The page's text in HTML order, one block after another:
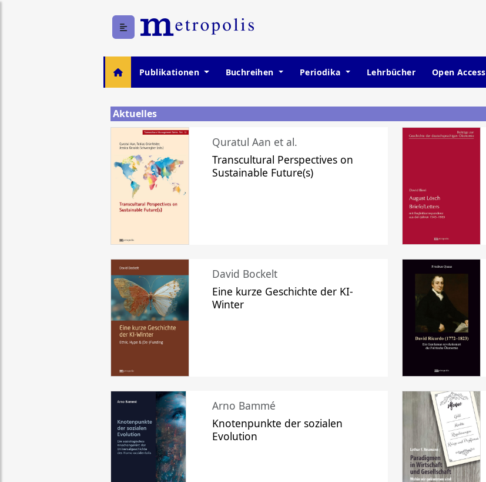
Publikationen Buchreihen Periodika Lehrbücher Open Access
Aktuelles
Quratul Aan et al.
Transcultural Perspectives on
Sustainable Future(s)
David Bockelt
Eine kurze Geschichte der KI-
Winter
Arno Bammé
Knotenpunkte der sozialen
Evolution